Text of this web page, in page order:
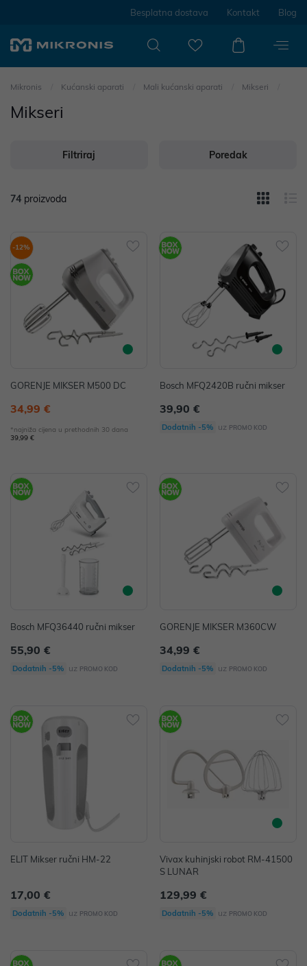
Besplatna dostava Kontakt Blog
Mikronis Kućanski aparati Mali kućanski aparati Mikseri
Mikseri
Filtriraj Poredak
74 proizvoda
-12%
GORENJE MIKSER M500 DC
34,99 €
*najniža cijena u prethodnih 30 dana
39,99 €
Bosch MFQ2420B ručni mikser
39,90 €
Dodatnih -5% uz PROMO KOD
Bosch MFQ36440 ručni mikser
55,90 €
Dodatnih -5% uz PROMO KOD
GORENJE MIKSER M360CW
34,99 €
Dodatnih -5% uz PROMO KOD
ELIT Mikser ručni HM-22
17,00 €
Dodatnih -5% uz PROMO KOD
Vivax kuhinjski robot RM-41500
S LUNAR
129,99 €
Dodatnih -5% uz PROMO KOD